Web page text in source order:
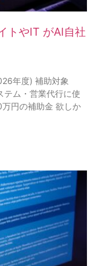
トやIT がAI自社
年度) 補助対象
ム・営業代行に使
円の補助金 欲しか